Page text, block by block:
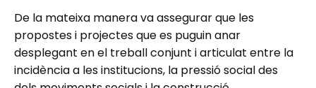
De la mateixa manera va assegurar que les
propostes i projectes que es puguin anar
desplegant en el treball conjunt i articulat entre la
incidència a les institucions, la pressió social des